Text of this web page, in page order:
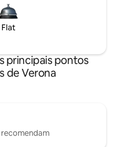
Flat
principais pontos
de Verona